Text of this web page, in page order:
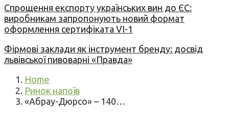
Спрощення експорту українських вин до ЄС:
виробникам запропонують новий формат
оформлення сертифіката VI-1
Фірмові заклади як інструмент бренду: досвід
львівської пивоварні «Правда»
Home
Ринок напоїв
«Абрау-Дюрсо» – 140…